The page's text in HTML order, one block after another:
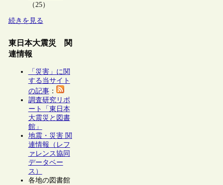
（25）
続きを見る
東日本大震災 関
連情報
「災害」に関
する当サイト
の記事：
調査研究リポ
ート「東日本
大震災と図書
館」
地震・災害 関
連情報（レフ
ァレンス協同
データベー
ス）
各地の図書館